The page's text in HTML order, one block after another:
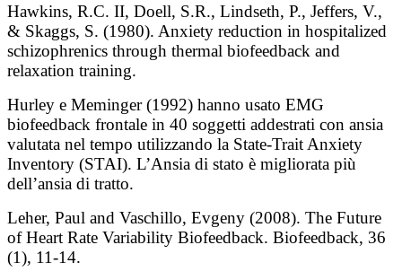
Hawkins, R.C. II, Doell, S.R., Lindseth, P., Jeffers, V.,
& Skaggs, S. (1980). Anxiety reduction in hospitalized
schizophrenics through thermal biofeedback and
relaxation training.
Hurley e Meminger (1992) hanno usato EMG
biofeedback frontale in 40 soggetti addestrati con ansia
valutata nel tempo utilizzando la State-Trait Anxiety
Inventory (STAI). L’Ansia di stato è migliorata più
dell’ansia di tratto.
Leher, Paul and Vaschillo, Evgeny (2008). The Future
of Heart Rate Variability Biofeedback. Biofeedback, 36
(1), 11-14.